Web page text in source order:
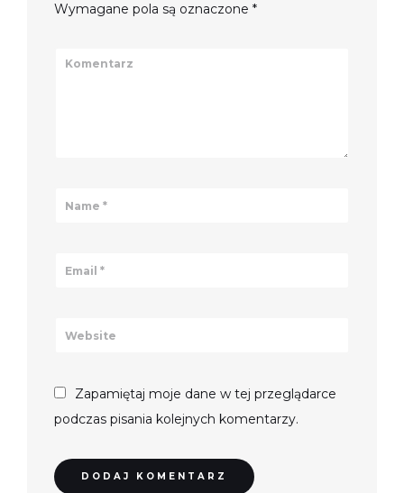
Wymagane pola są oznaczone *
Zapamiętaj moje dane w tej przeglądarce
podczas pisania kolejnych komentarzy.